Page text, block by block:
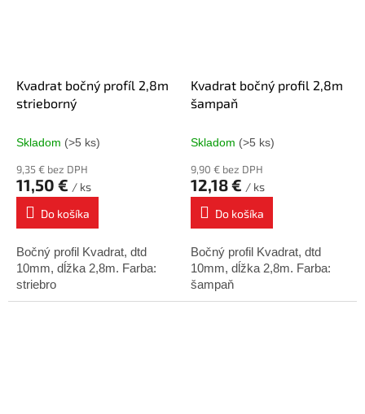
Kvadrat bočný profíl 2,8m
strieborný
Skladom (>5 ks)
9,35 € bez DPH
11,50 € / ks
Do košíka
Bočný profil Kvadrat, dtd
10mm, dĺžka 2,8m. Farba:
striebro
Kvadrat bočný profil 2,8m
šampaň
Skladom (>5 ks)
9,90 € bez DPH
12,18 € / ks
Do košíka
Bočný profil Kvadrat, dtd
10mm, dĺžka 2,8m. Farba:
šampaň